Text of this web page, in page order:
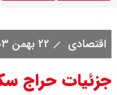
اقتصادی ۲۲ بهمن ۱۴۰۳
جزئیات حراج سکه؛